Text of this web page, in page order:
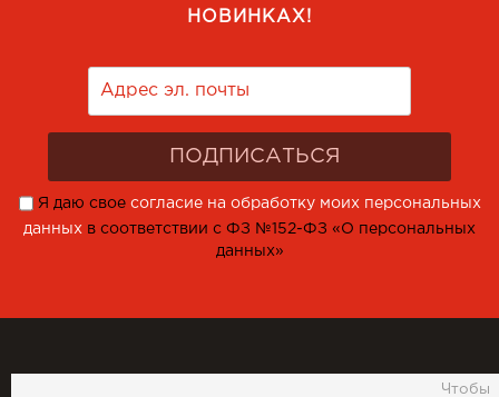
НОВИНКАХ!
Я даю свое согласие на обработку моих персональных
данных в соответствии с ФЗ №152-ФЗ «О персональных
данных»
Чтобы